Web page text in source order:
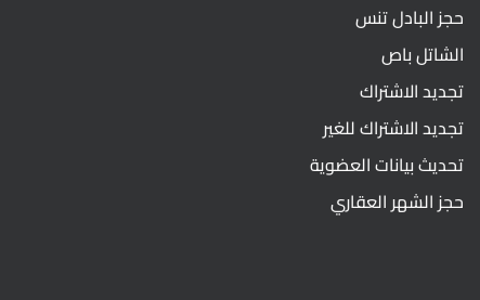
حجز البادل تنس
الشاتل باص
تجديد الاشتراك
تجديد الاشتراك للغير
تحديث بيانات العضوية
حجز الشهر العقاري